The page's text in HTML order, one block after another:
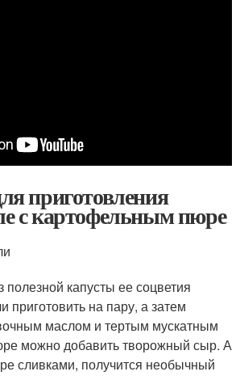
приготовления
с картофельным пюре
капусты ее соцветия
приготовить на пару, а затем
маслом и тертым мускатным
можно добавить творожный сыр. А
сливками, получится необычный